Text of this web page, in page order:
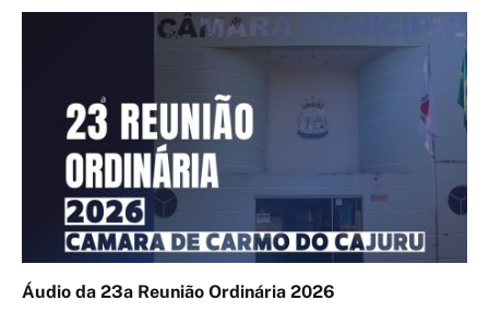
Áudio da 23a Reunião Ordinária 2026